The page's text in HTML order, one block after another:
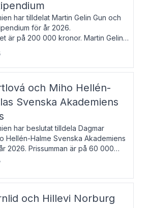
har tilldelat Martin Gelin Gun och
för år 2026.
är på 200 000 kronor. Martin Gelin,
och författare. Han lever
var under många år bosat
och Miho Hellén-
Svenska Akademiens
har beslutat tilldela Dagmar
Hellén-Halme Svenska Akademiens
2026. Prissumman är på 60 000
Hartlová, född 1951, översätter
svenska till tjeckiska
och Hillevi Norburg